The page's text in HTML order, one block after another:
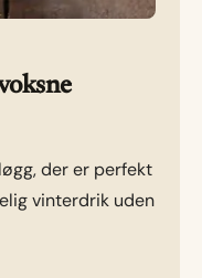
der er perfekt
vinterdrik uden